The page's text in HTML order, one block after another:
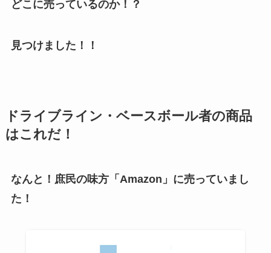
どこに売っているのか！？
見つけました！！
ドライブライン・ベースボール者の商品
はこれだ！
なんと！庶民の味方「Amazon」に売っていまし
た！